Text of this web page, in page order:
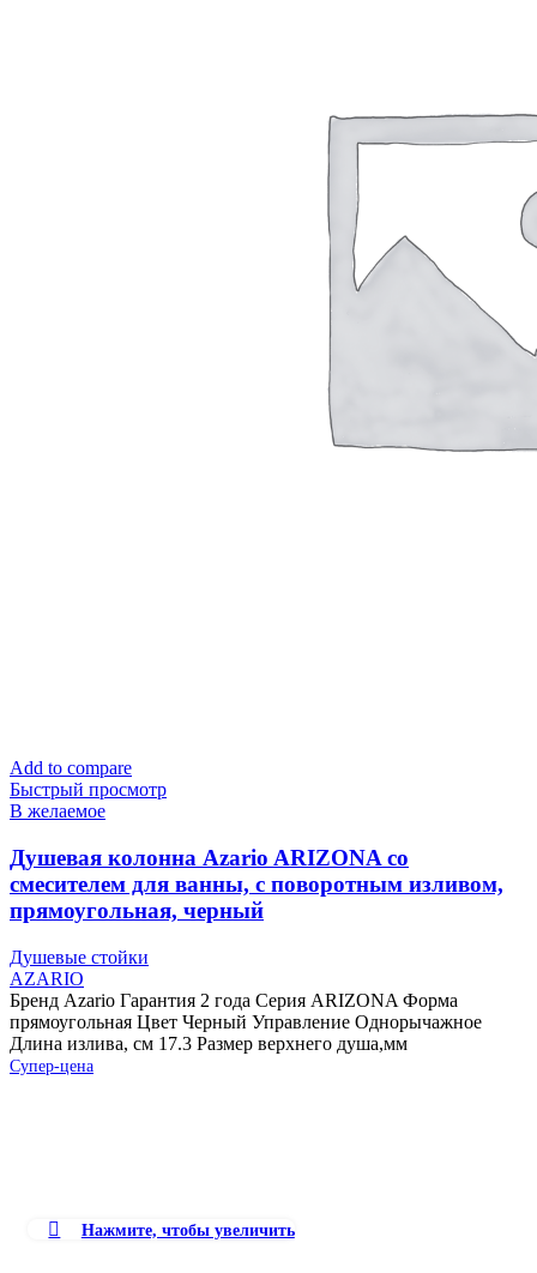
Нажмите, чтобы увеличить
Add to compare
Быстрый просмотр
В желаемое
Душевая колонна Azario ARIZONA со
смесителем для ванны, с поворотным изливом,
прямоугольная, черный
Душевые стойки
AZARIO
Бренд Azario Гарантия 2 года Серия ARIZONA Форма
прямоугольная Цвет Черный Управление Однорычажное
Длина излива, см 17.3 Размер верхнего душа,мм
Супер-цена